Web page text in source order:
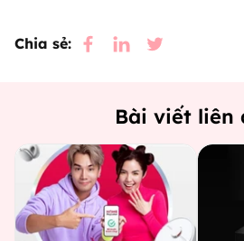
Chia sẻ:
Bài viết liên